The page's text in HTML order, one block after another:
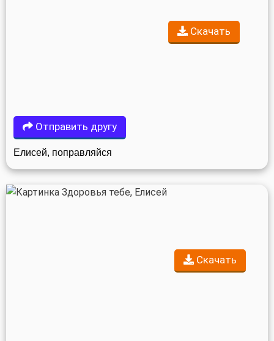
Скачать
Отправить другу
Елисей, поправляйся
Скачать